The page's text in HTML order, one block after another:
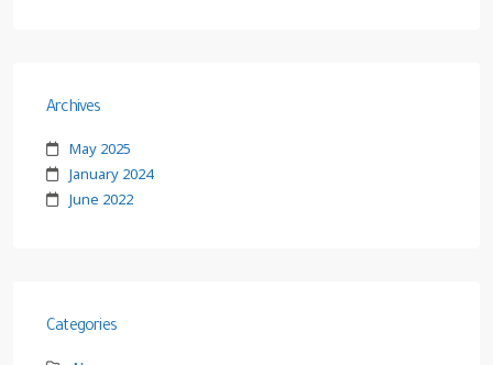
Archives
May 2025
January 2024
June 2022
Categories